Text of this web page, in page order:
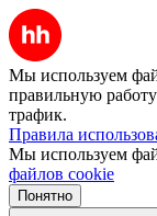
Мы используем
правильную
трафик.
Правила
Мы используем
файлов cookie
Понятно